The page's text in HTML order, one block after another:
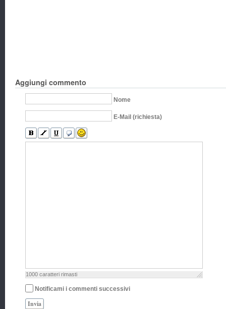
Aggiungi commento
Nome
E-Mail (richiesta)
1000 caratteri rimasti
Notificami i commenti successivi
Invia